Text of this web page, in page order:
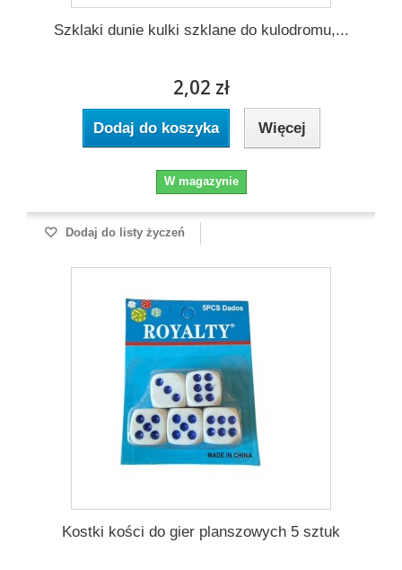
Szklaki dunie kulki szklane do kulodromu,...
2,02 zł
Dodaj do koszyka Więcej
W magazynie
Dodaj do listy życzeń
Kostki kości do gier planszowych 5 sztuk